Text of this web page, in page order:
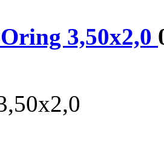
Oring 3,50x2,0